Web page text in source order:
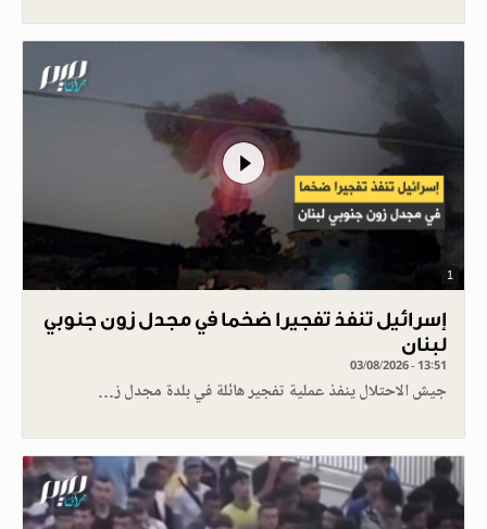
1
إسرائيل تنفذ تفجيرا ضخما في مجدل زون جنوبي
لبنان
03/08/2026 - 13:51
جيش الاحتلال ينفذ عملية تفجير هائلة في بلدة مجدل ز…